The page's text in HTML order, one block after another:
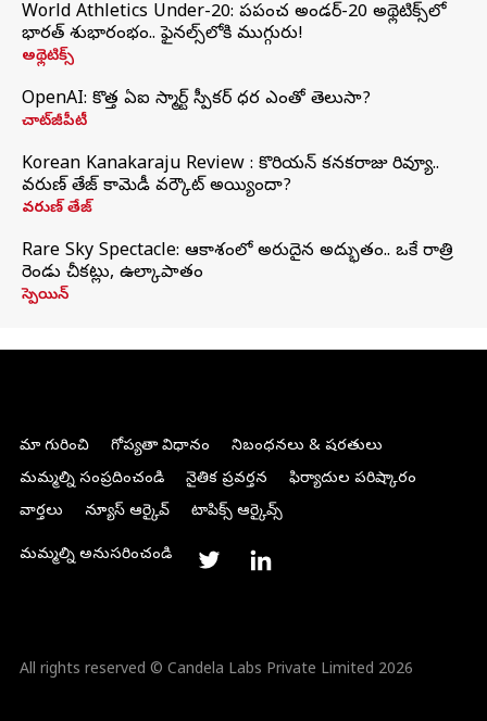
World Athletics Under-20: ప్రపంచ అండర్-20 అథ్లెటిక్స్‌లో
భారత్‌ శుభారంభం.. ఫైనల్స్‌లోకి ముగ్గురు!
అథ్లెటిక్స్
OpenAI: కొత్త ఏఐ స్మార్ట్ స్పీకర్ ధర ఎంతో తెలుసా?
చాట్‌జీపీటీ
Korean Kanakaraju Review : కొరియన్ కనకరాజు రివ్యూ..
వరుణ్ తేజ్ కామెడీ వర్కౌట్ అయ్యిందా?
వరుణ్ తేజ్
Rare Sky Spectacle: ఆకాశంలో అరుదైన అద్భుతం.. ఒకే రాత్రి
రెండు చీకట్లు, ఉల్కాపాతం
స్పెయిన్
మా గురించి గోప్యతా విధానం
నిబంధనలు & షరతులు
మమ్మల్ని సంప్రదించండి
నైతిక ప్రవర్తన
ఫిర్యాదుల పరిష్కారం
వార్తలు
న్యూస్ ఆర్కైవ్ టాపిక్స్ ఆర్కైవ్స్
మమ్మల్ని అనుసరించండి
All rights reserved © Candela Labs Private Limited 2026